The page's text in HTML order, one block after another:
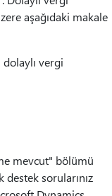
aşağıdaki makale
vergi
mevcut" bölümü
sorularınız